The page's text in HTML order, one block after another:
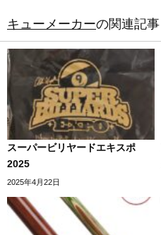
キューメーカーの関連記事
スーパービリヤードエキスポ
2025
2025年4月22日